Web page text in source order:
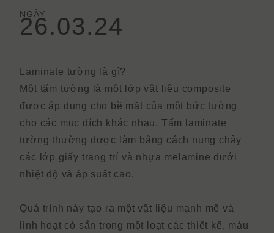
NGÀY
26.03.24
Laminate tường là gì?
Một tấm tường là một lớp vật liệu composite
được áp dụng cho bề mặt của một bức tường
cho các mục đích khác nhau. Tấm laminate
tường thường được làm bằng cách nung chảy
các lớp giấy trang trí và nhựa melamine dưới
nhiệt độ và áp suất cao.
Quá trình này tạo ra một vật liệu mạnh mẽ và
linh hoạt có sẵn trong một loạt các thiết kế, màu